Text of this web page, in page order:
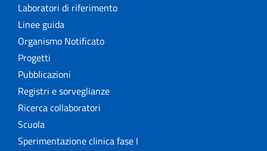
Laboratori di riferimento
Linee guida
Organismo Notificato
Progetti
Pubblicazioni
Registri e sorveglianze
Ricerca collaboratori
Scuola
Sperimentazione clinica fase I